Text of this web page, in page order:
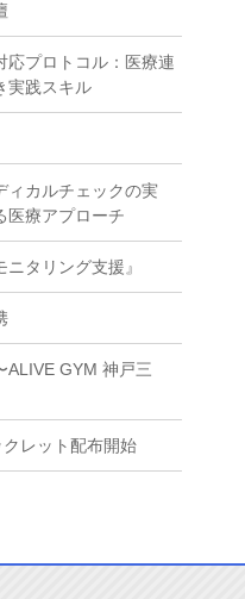
応プロトコル：医療連
実践スキル
ィカルチェックの実
医療アプローチ
タリング支援』
ALIVE GYM 神戸三
レット配布開始